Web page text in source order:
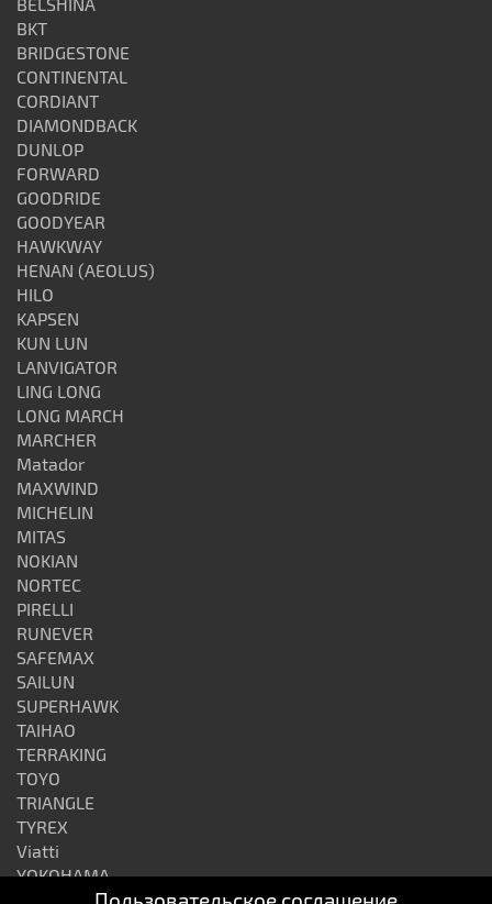
BKT
BRIDGESTONE
CONTINENTAL
CORDIANT
DIAMONDBACK
DUNLOP
FORWARD
GOODRIDE
GOODYEAR
HAWKWAY
HENAN (AEOLUS)
HILO
KAPSEN
KUN LUN
LANVIGATOR
LING LONG
LONG MARCH
MARCHER
Matador
MAXWIND
MICHELIN
MITAS
NOKIAN
NORTEC
PIRELLI
RUNEVER
SAFEMAX
SAILUN
SUPERHAWK
TAIHAO
TERRAKING
TOYO
TRIANGLE
TYREX
Viatti
YOKOHAMA
АЛТАЙШИНА